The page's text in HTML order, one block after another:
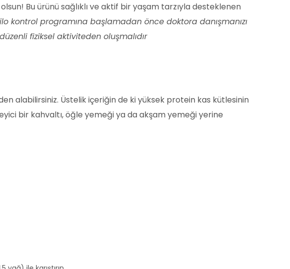
Bu ürünü sağlıklı ve aktif bir yaşam tarzıyla desteklenen
kontrol programına başlamadan önce doktora danışmanızı
fiziksel aktiviteden oluşmalıdır
alabilirsiniz. Üstelik içeriğin de ki yüksek protein kas kütlesinin
bir kahvaltı, öğle yemeği ya da akşam yemeği yerine